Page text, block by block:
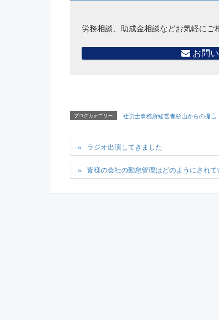
労務相談、助成金相談などお気軽にご
お問
ブログカテゴリー 社労士事務所経営者杉山からの提言
ラジオ出演してきました
皆様の会社の勤怠管理はどのようにされ